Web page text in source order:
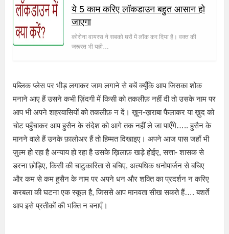
ये 5 काम करिए लॉकडाउन बहुत आसान हो
जाएगा
कोरोना वायरस ने सबको घरों में लॉक कर दिया है। वक्त की
जरूरत भी यही…
पब्लिक प्लेस पर भीड़ लगाकर जाम लगाने से बचें क्यूँकि आप जिसका शोक
मनाने आए हैं उसने कभी ज़िंदगी में किसी को तकलीफ़ नहीं दी तो उसके नाम पर
आप भी अपने शहरवासियों को तकलीफ़ न दें। ख़ून-ख़राबा फैलाकर या ख़ुद को
चोट पहुँचाकर आप हुसैन के संदेश को आगे तक नहीं ले जा पाएँगे….. हुसैन के
मानने वाले हैं उनके फ़ालोअर हैं तो हिम्मत दिखाइए। अपने आज पास जहाँ भी
ज़ुल्म हो रहा है अन्याय हो रहा है उसके ख़िलाफ़ खड़े होईए, सत्ता- शासक से
डरना छोड़िए, किसी की चाटुकारिता से बचिए, अत्यधिक धनोपार्जन से बचिए
और कम से कम हुसैन के नाम पर अपने धन और शक्ति का प्रदर्शन न करिए
करबला की घटना एक स्कूल है, जिससे आप मानवता सीख सकते हैं…. बशर्ते
आप इसे प्रतीकों की भक्ति न बनाएँ।